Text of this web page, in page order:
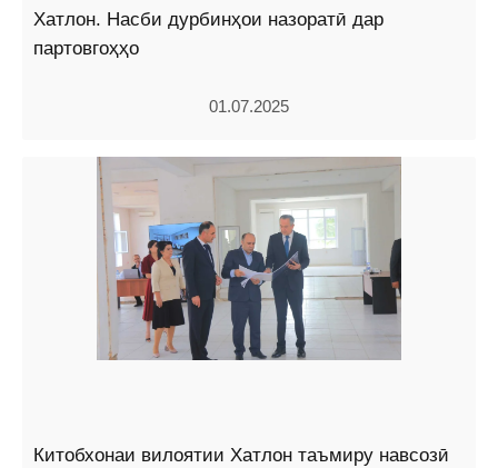
Хатлон. Насби дурбинҳои назоратӣ дар
партовгоҳҳо
01.07.2025
Китобхонаи вилоятии Хатлон таъмиру навсозӣ